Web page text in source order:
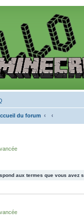
du forum
aux termes que vous avez